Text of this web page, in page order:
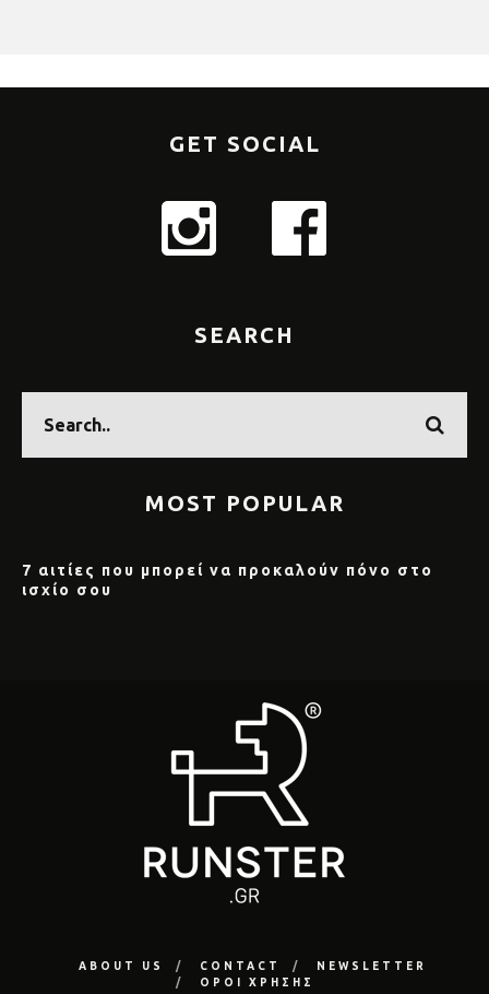
GET SOCIAL
SEARCH
MOST POPULAR
7 αιτίες που μπορεί να προκαλούν πόνο στο
ισχίο σου
ABOUT US CONTACT
NEWSLETTER
ΟΡΟΙ ΧΡΗΣΗΣ